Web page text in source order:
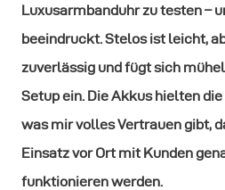
Luxusarmbanduhr zu testen –
beeindruckt. Stelos ist leicht,
zuverlässig und fügt sich
Setup ein. Die Akkus hielten
was mir volles Vertrauen gibt,
Einsatz vor Ort mit Kunden
funktionieren werden.